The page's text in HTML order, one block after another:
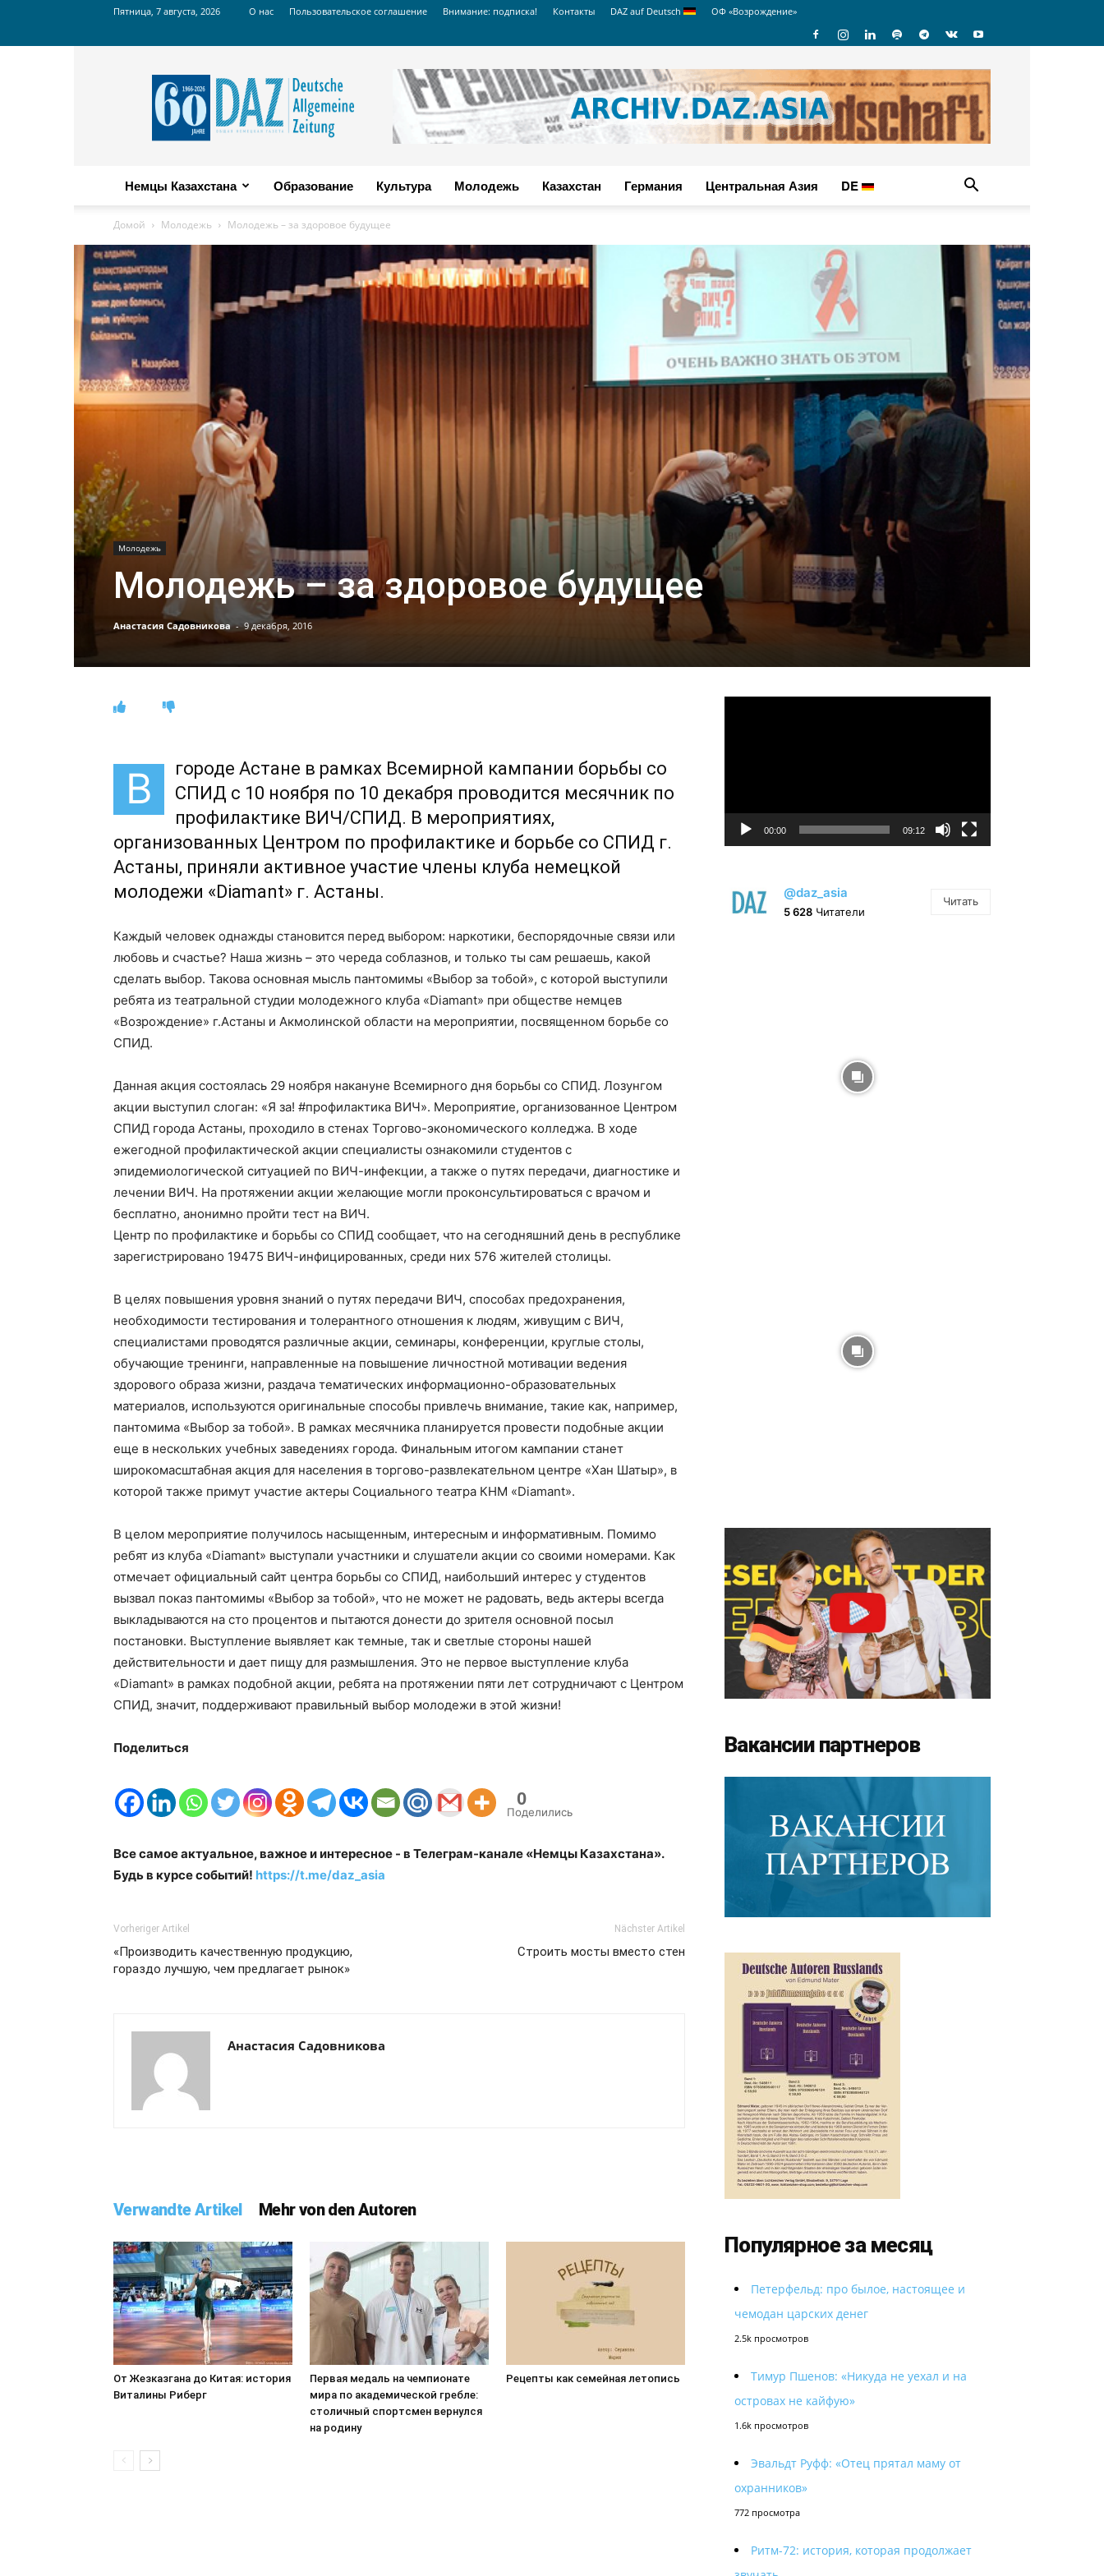
Пятница, 7 августа, 2026 О нас Пользовательское соглашение Внимание: подписка! Контакты DAZ auf Deutsch ОФ «Возрождение»
Russian
DAZ
Немцы Казахстана Образование Культура Молодежь Казахстан Германия Центральная Азия DE
Домой Молодежь Молодежь – за здоровое будущее
Молодежь
Молодежь – за здоровое будущее
Анастасия Садовникова - 9 декабря, 2016
В
городе Астане в рамках Всемирной кампании борьбы со
СПИД с 10 ноября по 10 декабря проводится месячник по
профилактике ВИЧ/СПИД. В мероприятиях,
организованных Центром по профилактике и борьбе со СПИД г.
Астаны, приняли активное участие члены клуба немецкой
молодежи «Diamant» г. Астаны.
Каждый человек однажды становится перед выбором: наркотики, беспорядочные связи или
любовь и счастье? Наша жизнь – это череда соблазнов, и только ты сам решаешь, какой
сделать выбор. Такова основная мысль пантомимы «Выбор за тобой», с которой выступили
ребята из театральной студии молодежного клуба «Diamant» при обществе немцев
«Возрождение» г.Астаны и Акмолинской области на мероприятии, посвященном борьбе со
СПИД.
Данная акция состоялась 29 ноября накануне Всемирного дня борьбы со СПИД. Лозунгом
акции выступил слоган: «Я за! #профилактика ВИЧ». Мероприятие, организованное Центром
СПИД города Астаны, проходило в стенах Торгово-экономического колледжа. В ходе
ежегодной профилактической акции специалисты ознакомили студентов с
эпидемиологической ситуацией по ВИЧ-инфекции, а также о путях передачи, диагностике и
лечении ВИЧ. На протяжении акции желающие могли проконсультироваться с врачом и
бесплатно, анонимно пройти тест на ВИЧ.
Центр по профилактике и борьбы со СПИД сообщает, что на сегодняшний день в республике
зарегистрировано 19475 ВИЧ-инфицированных, среди них 576 жителей столицы.
В целях повышения уровня знаний о путях передачи ВИЧ, способах предохранения,
необходимости тестирования и толерантного отношения к людям, живущим с ВИЧ,
специалистами проводятся различные акции, семинары, конференции, круглые столы,
обучающие тренинги, направленные на повышение личностной мотивации ведения
здорового образа жизни, раздача тематических информационно-образовательных
материалов, используются оригинальные способы привлечь внимание, такие как, например,
пантомима «Выбор за тобой». В рамках месячника планируется провести подобные акции
еще в нескольких учебных заведениях города. Финальным итогом кампании станет
широкомасштабная акция для населения в торгово-развлекательном центре «Хан Шатыр», в
которой также примут участие актеры Социального театра КНМ «Diamant».
В целом мероприятие получилось насыщенным, интересным и информативным. Помимо
ребят из клуба «Diamant» выступали участники и слушатели акции со своими номерами. Как
отмечает официальный сайт центра борьбы со СПИД, наибольший интерес у студентов
вызвал показ пантомимы «Выбор за тобой», что не может не радовать, ведь актеры всегда
выкладываются на сто процентов и пытаются донести до зрителя основной посыл
постановки. Выступление выявляет как темные, так и светлые стороны нашей
действительности и дает пищу для размышления. Это не первое выступление клуба
«Diamant» в рамках подобной акции, ребята на протяжении пяти лет сотрудничают с Центром
СПИД, значит, поддерживают правильный выбор молодежи в этой жизни!
Поделиться
0
Поделились
Все самое актуальное, важное и интересное - в Телеграм-канале «Немцы Казахстана».
Будь в курсе событий! https://t.me/daz_asia
Vorheriger Artikel
«Производить качественную продукцию,
гораздо лучшую, чем предлагает рынок»
Nächster Artikel
Строить мосты вместо стен
Анастасия Садовникова
Verwandte Artikel Mehr von den Autoren
От Жезказгана до Китая: история
Виталины Риберг
Первая медаль на чемпионате
мира по академической гребле:
столичный спортсмен вернулся
на родину
Рецепты как семейная летопись
00:00 09:12
@daz_asia
5 628 Читатели
Читать
Вакансии партнеров
Популярное за месяц
Петерфельд: про былое, настоящее и
чемодан царских денег
2.5k просмотров
Тимур Пшенов: «Никуда не уехал и на
островах не кайфую»
1.6k просмотров
Эвальдт Руфф: «Отец прятал маму от
охранников»
772 просмотра
Ритм-72: история, которая продолжает